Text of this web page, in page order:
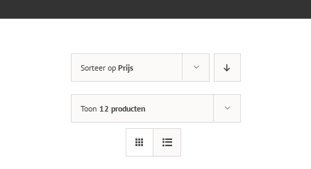
Sorteer op Prijs
Toon 12 producten